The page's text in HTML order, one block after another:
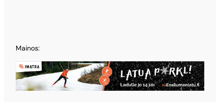
Mainos: